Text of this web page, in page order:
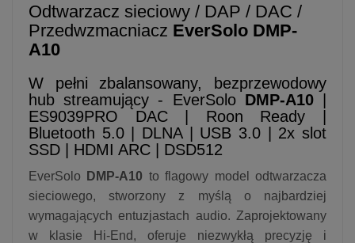
Odtwarzacz sieciowy / DAP / DAC /
Przedwzmacniacz EverSolo DMP-
A10
W pełni zbalansowany, bezprzewodowy
hub streamujący - EverSolo DMP-A10|
ES9039PRO DAC | Roon Ready |
Bluetooth 5.0 | DLNA | USB 3.0 | 2x slot
SSD | HDMI ARC | DSD512
EverSolo DMP-A10 to flagowy model odtwarzacza
sieciowego, stworzony z myślą o najbardziej
wymagających entuzjastach audio. Zaprojektowany
w klasie Hi-End, oferuje niezwykłą precyzję i